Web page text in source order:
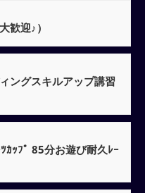
歓迎♪）
ングスキルアップ講習
ｶｯﾌﾟ 85分お遊び耐久ﾚｰ